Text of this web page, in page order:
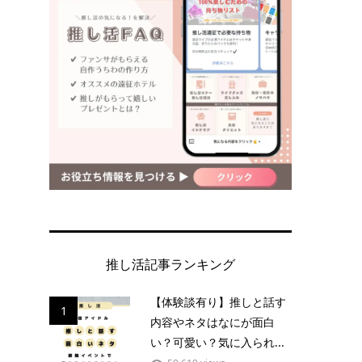
推し活記事ランキング
1
【体験談有り】推しと話す
内容やネタはなにが面白
い？可愛い？気に入られ...